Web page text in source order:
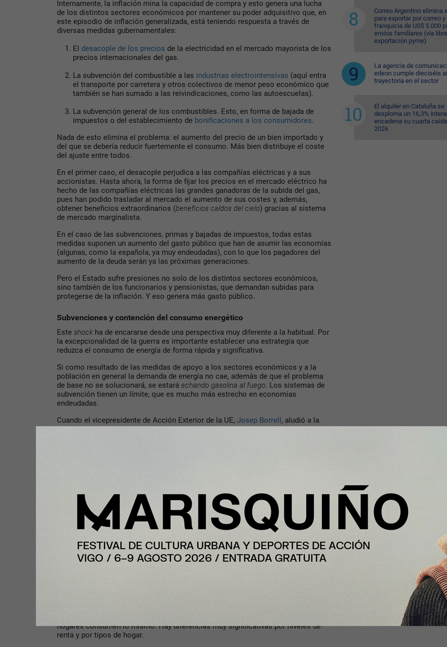
Internamente, la inflación mina la capacidad de compra y esto genera una lucha
de los distintos sectores económicos por mantener su poder adquisitivo que, en
este episodio de inflación generalizada, está teniendo respuesta a través de
diversas medidas gubernamentales:
El desacople de los precios de la electricidad en el mercado mayorista de los
precios internacionales del gas.
La subvención del combustible a las industrias electrointensivas (aquí entra
el transporte por carretera y otros colectivos de menor peso económico que
también se han sumado a las reivindicaciones, como las autoescuelas).
La subvención general de los combustibles. Esto, en forma de bajada de
impuestos o del establecimiento de bonificaciones a los consumidores.
Nada de esto elimina el problema: el aumento del precio de un bien importado y
del que se debería reducir fuertemente el consumo. Más bien distribuye el coste
del ajuste entre todos.
En el primer caso, el desacople perjudica a las compañías eléctricas y a sus
accionistas. Hasta ahora, la forma de fijar los precios en el mercado eléctrico ha
hecho de las compañías eléctricas las grandes ganadoras de la subida del gas,
pues han podido trasladar al mercado el aumento de sus costes y, además,
obtener beneficios extraordinarios (beneficios caídos del cielo) gracias al sistema
de mercado marginalista.
En el caso de las subvenciones, primas y bajadas de impuestos, todas estas
medidas suponen un aumento del gasto público que han de asumir las economías
(algunas, como la española, ya muy endeudadas), con lo que los pagadores del
aumento de la deuda serán ya las próximas generaciones.
Pero el Estado sufre presiones no solo de los distintos sectores económicos,
sino también de los funcionarios y pensionistas, que demandan subidas para
protegerse de la inflación. Y eso genera más gasto público.
Subvenciones y contención del consumo energético
Este shock ha de encararse desde una perspectiva muy diferente a la habitual. Por
la excepcionalidad de la guerra es importante establecer una estrategia que
reduzca el consumo de energía de forma rápida y significativa.
Si como resultado de las medidas de apoyo a los sectores económicos y a la
población en general la demanda de energía no cae, además de que el problema
de base no se solucionará, se estará echando gasolina al fuego. Los sistemas de
subvención tienen un límite, que es mucho más estrecho en economías
endeudadas.
Cuando el vicepresidente de Acción Exterior de la UE, Josep Borrell , aludió a la
que, aunque suponen una cierta pérdida de bienestar, reducen la dependencia
energética , cuestión que se ha revelado clave a raíz de la guerra iniciada por Putin
contra Ucrania.
Los instrumentos de gasto (como las subvenciones o la reducción de impuestos)
deben utilizarse de manera muy selectiva. Son instrumentos extraordinariamente
costosos para las cuentas nacionales y generan efectos distorsionadores en la
asignación de recursos. Por tanto, deberían focalizarse en los colectivos más
Energía, cesta de la compra e inflación
La inflación mina la capacidad de compra pero no de todas las rentas por igual.
Aunque su evolución se calcula sobre una
cesta de consumo media
, no todos los
hogares consumen lo mismo. Hay diferencias muy significativas por niveles de
renta y por tipos de hogar.
Correo Argentino elimina
para exportar por correo y
franquicia de US$ 5.000
envíos familiares (vía
exportación pyme)
La agencia de
edeon cumple dieciséis
trayectoria en el sector
El alquiler en Cataluña se
desploma un 16,3%
encadena su cuarta
2026